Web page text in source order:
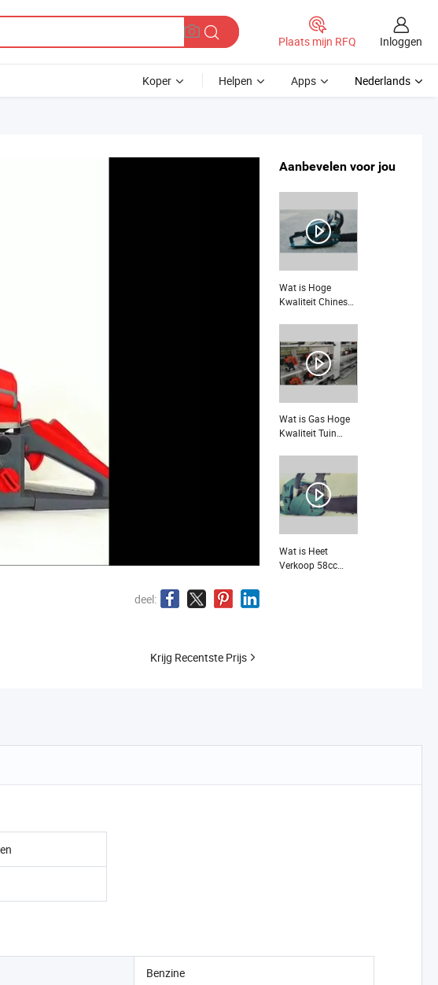
Plaats mijn RFQ Inloggen
Koper Helpen Apps Nederlands
Aanbevelen voor jou
Wat is Hoge
Kwaliteit Chinese
58cc 2 Takt 18" 20
Inch Industrieel
Thuisgebruik
Kettingzaag?
Wat is Gas Hoge
Kwaliteit Tuin
Wat is Heet
Verkoop 58cc
deel:
Krijg Recentste Prijs
Benzine